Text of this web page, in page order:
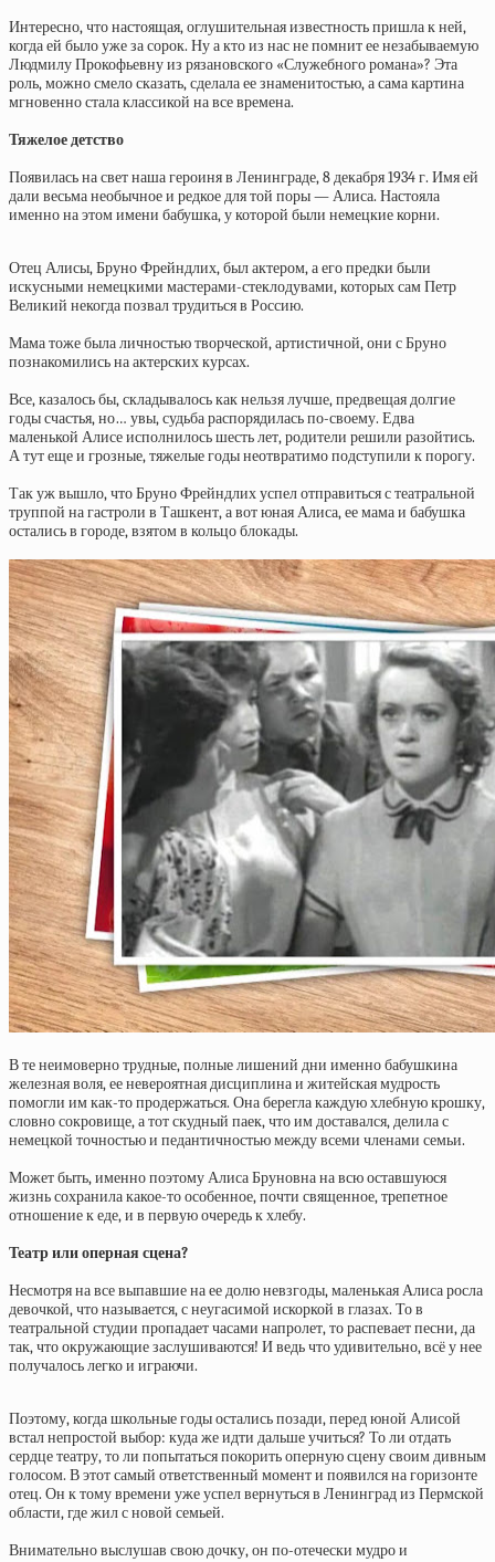
Интересно, что настоящая, оглушительная известность пришла к ней,
когда ей было уже за сорок. Ну а кто из нас не помнит ее незабываемую
Людмилу Прокофьевну из рязановского «Служебного романа»? Эта
роль, можно смело сказать, сделала ее знаменитостью, а сама картина
мгновенно стала классикой на все времена.
Тяжелое детство
Появилась на свет наша героиня в Ленинграде, 8 декабря 1934 г. Имя ей
дали весьма необычное и редкое для той поры — Алиса. Настояла
именно на этом имени бабушка, у которой были немецкие корни.
Отец Алисы, Бруно Фрейндлих, был актером, а его предки были
искусными немецкими мастерами-стеклодувами, которых сам Петр
Великий некогда позвал трудиться в Россию.
Мама тоже была личностью творческой, артистичной, они с Бруно
познакомились на актерских курсах.
Все, казалось бы, складывалось как нельзя лучше, предвещая долгие
годы счастья, но… увы, судьба распорядилась по-своему. Едва
маленькой Алисе исполнилось шесть лет, родители решили разойтись.
А тут еще и грозные, тяжелые годы неотвратимо подступили к порогу.
Так уж вышло, что Бруно Фрейндлих успел отправиться с театральной
труппой на гастроли в Ташкент, а вот юная Алиса, ее мама и бабушка
остались в городе, взятом в кольцо блокады.
В те неимоверно трудные, полные лишений дни именно бабушкина
железная воля, ее невероятная дисциплина и житейская мудрость
помогли им как-то продержаться. Она берегла каждую хлебную крошку,
словно сокровище, а тот скудный паек, что им доставался, делила с
немецкой точностью и педантичностью между всеми членами семьи.
Может быть, именно поэтому Алиса Бруновна на всю оставшуюся
жизнь сохранила какое-то особенное, почти священное, трепетное
отношение к еде, и в первую очередь к хлебу.
Театр или оперная сцена?
Несмотря на все выпавшие на ее долю невзгоды, маленькая Алиса росла
девочкой, что называется, с неугасимой искоркой в глазах. То в
театральной студии пропадает часами напролет, то распевает песни, да
так, что окружающие заслушиваются! И ведь что удивительно, всё у нее
получалось легко и играючи.
Поэтому, когда школьные годы остались позади, перед юной Алисой
встал непростой выбор: куда же идти дальше учиться? То ли отдать
сердце театру, то ли попытаться покорить оперную сцену своим дивным
голосом. В этот самый ответственный момент и появился на горизонте
отец. Он к тому времени уже успел вернуться в Ленинград из Пермской
области, где жил с новой семьей.
Внимательно выслушав свою дочку, он по-отечески мудро и